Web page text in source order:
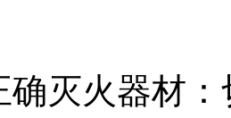
火器材：